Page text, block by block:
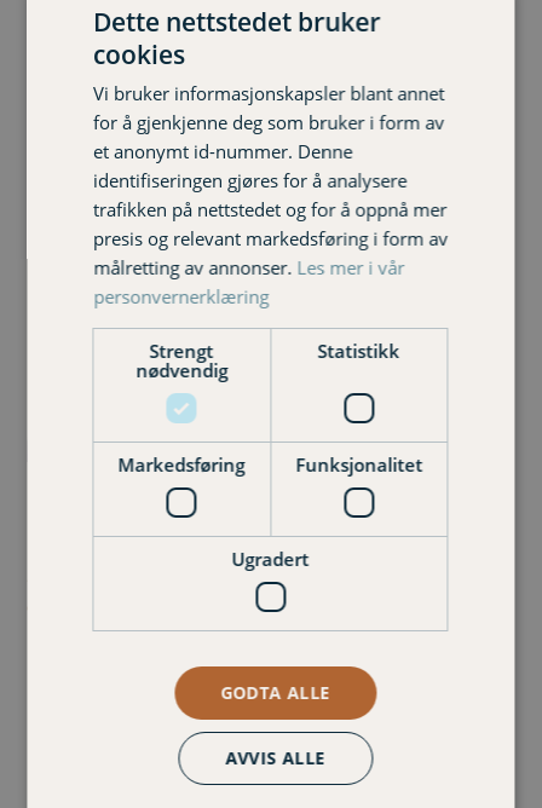
Kunderådgiver
91 82 18 57
anna.fugelsnes@varignr.no
Britt Eli Brennholm
Kunderådgiver
47 65 16 25
britt-
eli.brennholm@varignr.no
Eli Synnøve Grødal
Kunderådgiver
Inger Settem
Kunderådgiver
inger.settem@varignr.no
Dette nettstedet bruker
cookies
Vi bruker informasjonskapsler blant annet
for å gjenkjenne deg som bruker i form av
et anonymt id-nummer. Denne
identifiseringen gjøres for å analysere
trafikken på nettstedet og for å oppnå mer
presis og relevant markedsføring i form av
målretting av annonser. Les mer i vår
personvernerklæring
Strengt
nødvendig
Statistikk
Markedsføring Funksjonalitet
Ugradert
GODTA ALLE
AVVIS ALLE